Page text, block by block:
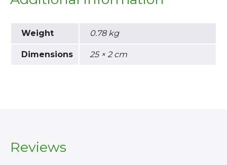
Weight 0.78 kg
Dimensions 25 × 2 cm
Reviews
Search